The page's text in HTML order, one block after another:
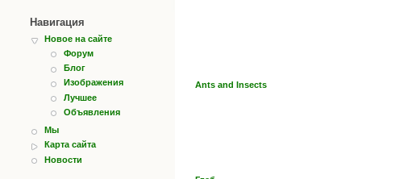
Навигация
Новое на сайте
Форум
Блог
Изображения
Лучшее
Объявления
Мы
Карта сайта
Новости
Ants and Insects